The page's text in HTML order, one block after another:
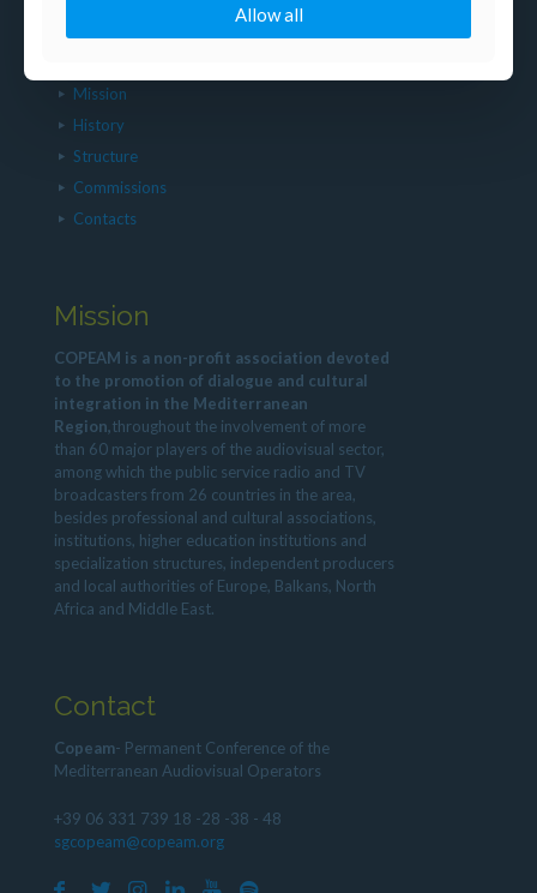
Mission
History
Structure
Commissions
Contacts
Mission
COPEAM is a non-profit association devoted
to the promotion of dialogue and cultural
integration in the Mediterranean
Region,throughout the involvement of more
than 60 major players of the audiovisual sector,
among which the public service radio and TV
broadcasters from 26 countries in the area,
besides professional and cultural associations,
institutions, higher education institutions and
specialization structures, independent producers
and local authorities of Europe, Balkans, North
Africa and Middle East.
Contact
Copeam- Permanent Conference of the
Mediterranean Audiovisual Operators
+39 06 331 739 18 -28 -38 - 48
sgcopeam@copeam.org
Allow all